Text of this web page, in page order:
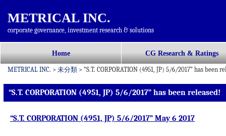
METRICAL INC.
corporate governance, investment research & solutions
メインメニュー
ン
ン
ツ
へ
Home CG Research & Ratings
METRICAL INC. > 未分類 > “S.T. CORPORATION (4951, JP) 5/6/2017” has been
“S.T. CORPORATION (4951, JP) 5/6/2017” has been released!
“S.T. CORPORATION (4951, JP) 5/6/2017” May 6 2017